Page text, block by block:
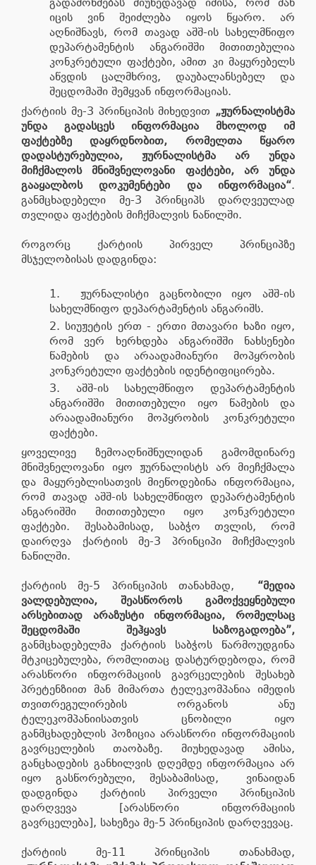
იცის ვინ შეიძლება იყოს წყარო. არ
აღნიშნავს, რომ თავად აშშ-ის სახელმწიფო
დეპარტამენტის ანგარიშში მითითებულია
კონკრეტული ფაქტები, ამით კი მაყურებელს
აწვდის ცალმხრივ, დაუბალანსებელ და
შეცდომაში შემყვან ინფორმაციას.
ქარტიის მე-3 პრინციპის მიხედვით „ჟურნალისტმა
უნდა გადასცეს ინფორმაცია მხოლოდ იმ
ფაქტებზე დაყრდნობით, რომელთა წყარო
დადასტურებულია, ჟურნალისტმა არ უნდა
მიჩქმალოს მნიშვნელოვანი ფაქტები, არ უნდა
გააყალბოს დოკუმენტები და ინფორმაცია“.
განმცხადებელი მე-3 პრინციპს დარღვეულად
თვლიდა ფაქტების მიჩქმალვის ნაწილში.
როგორც ქარტიის პირველ პრინციპზე
მსჯელობისას დადგინდა:
ჟურნალისტი გაცნობილი იყო აშშ-ის
სახელმწიფო დეპარტამენტის ანგარიშს.
სიუჟეტის ერთ - ერთი მთავარი ხაზი იყო,
რომ ვერ ხერხდება ანგარიშში ნახსენები
წამების და არაადამიანური მოპყრობის
კონკრეტული ფაქტების იდენტიფიცირება.
აშშ-ის სახელმწიფო დეპარტამენტის
ანგარიშში მითითებული იყო წამების და
არაადამიანური მოპყრობის კონკრეტული
ფაქტები.
ყოველივე ზემოაღნიშნულიდან გამომდინარე
მნიშვნელოვანი იყო ჟურნალისტს არ მიეჩქმალა
და მაყურებლისათვის მიეწოდებინა ინფორმაცია,
რომ თავად აშშ-ის სახელმწიფო დეპარტამენტის
ანგარიშში მითითებული იყო კონკრეტული
ფაქტები. შესაბამისად, საბჭო თვლის, რომ
დაირღვა ქარტიის მე-3 პრინციპი მიჩქმალვის
ნაწილში.
ქარტიის მე-5 პრინციპის თანახმად, “მედია
ვალდებულია, შეასწოროს გამოქვეყნებული
არსებითად არაზუსტი ინფორმაცია, რომელსაც
შეცდომაში შეჰყავს საზოგადოება”,
განმცხადებელმა ქარტიის საბჭოს წარმოუდგინა
მტკიცებულება, რომლითაც დასტურდებოდა, რომ
არასწორი ინფორმაციის გავრცელების შესახებ
პრეტენზიით მან მიმართა ტელეკომპანია იმედის
თვითრეგულირების ორგანოს ანუ
ტელეკომპანიისათვის ცნობილი იყო
განმცხადებლის პოზიცია არასწორი ინფორმაციის
გავრცელების თაობაზე. მიუხედავად ამისა,
განცხადების განხილვის დღემდე ინფორმაცია არ
იყო გასწორებული, შესაბამისად, ვინაიდან
დადგინდა ქარტიის პირველი პრინციპის
დარღვევა [არასწორი ინფორმაციის
გავრცელება], სახეზეა მე-5 პრინციპის დარღვევაც.
ქარტიის მე-11 პრინციპის თანახმად,